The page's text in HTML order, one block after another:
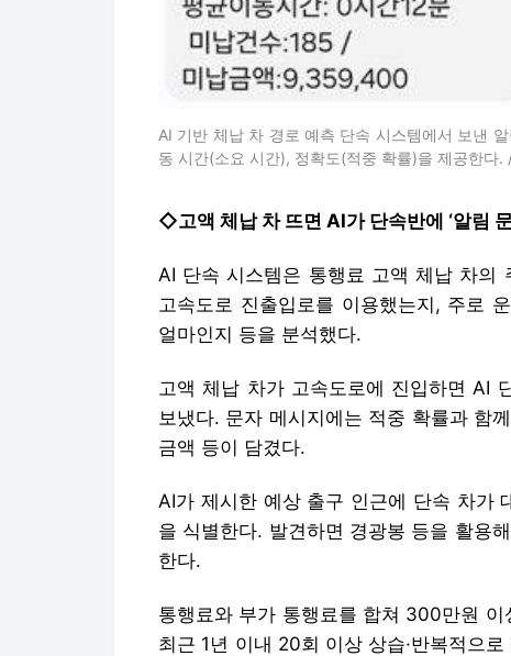
AI 기반 체납 차 경로 예측 단속 시스템에서 보낸
동 시간(소요 시간), 정확도(적중 확률)을 제공한다.
◇고액 체납 차 뜨면 AI가 단속반에 ‘알림
AI 단속 시스템은 통행료 고액 체납 차의
고속도로 진출입로를 이용했는지, 주로
얼마인지 등을 분석했다.
고액 체납 차가 고속도로에 진입하면 AI
보냈다. 문자 메시지에는 적중 확률과 함
금액 등이 담겼다.
AI가 제시한 예상 출구 인근에 단속 차가
을 식별한다. 발견하면 경광봉 등을 활용
한다.
통행료와 부가 통행료를 합쳐 300만원
최근 1년 이내 20회 이상 상습·반복적으